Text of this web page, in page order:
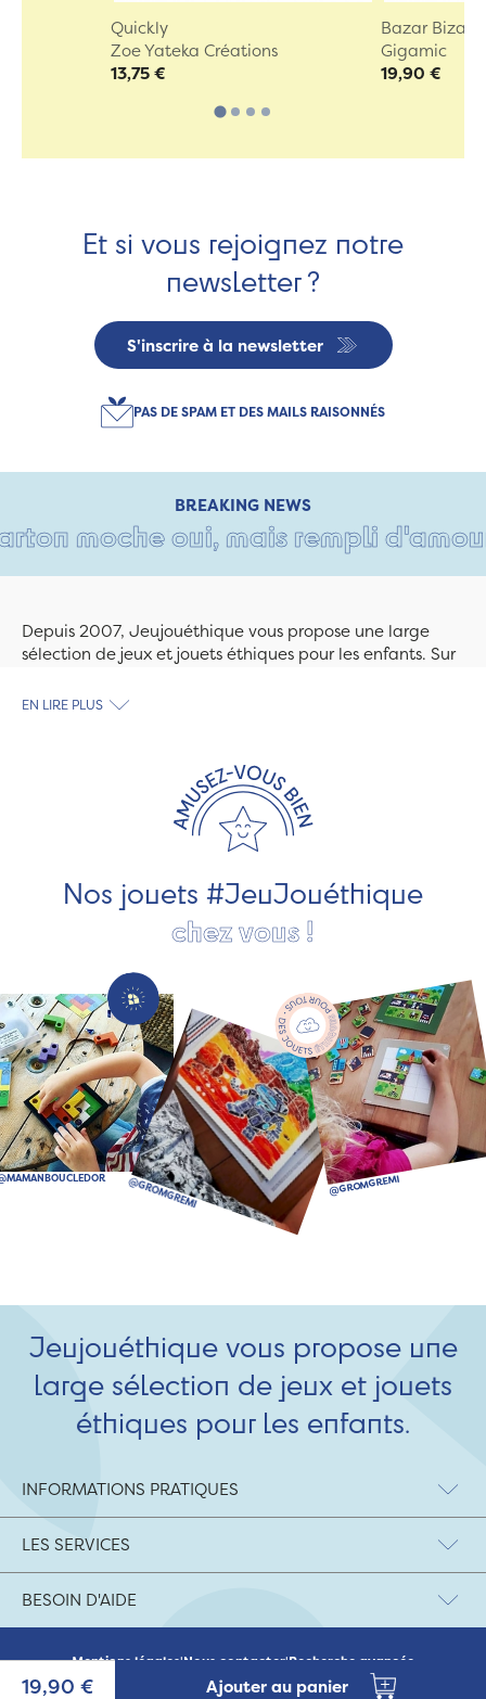
19,90 € Ajouter au panier
Quickly
Zoe Yateka Créations
13,75 €
Bazar
Gigamic
19,90 €
Et si vous rejoignez notre
newsletter ?
S'inscrire à la newsletter
PAS DE SPAM ET DES MAILS RAISONNÉS
BREAKING NEWS
moche oui, mais rempli d'amour •
Depuis 2007, Jeujouéthique vous propose une large
sélection de jeux et jouets éthiques pour les enfants. Sur
découvrez le plus grand choix de jouets en bois
les jeux et jouets en bois de qualité et engagés dans le
développement durable. Ils nous fabriquent des jouets
pour les jeunes enfants, des jeux d'éveil, des jeux de
société, des jouets d'imitation, des jeux de plein air, ... et
EN LIRE PLUS
Nos jouets #JeuJouéthique
chez vous !
Jeujouéthique vous propose une
large sélection de jeux et jouets
éthiques pour les enfants.
INFORMATIONS PRATIQUES
LES SERVICES
BESOIN D'AIDE
Mentions légales|Nous contacter|Recherche avancée
© 2026 Jeujouethique.com - création UX/UI :
Agence Hypersthène